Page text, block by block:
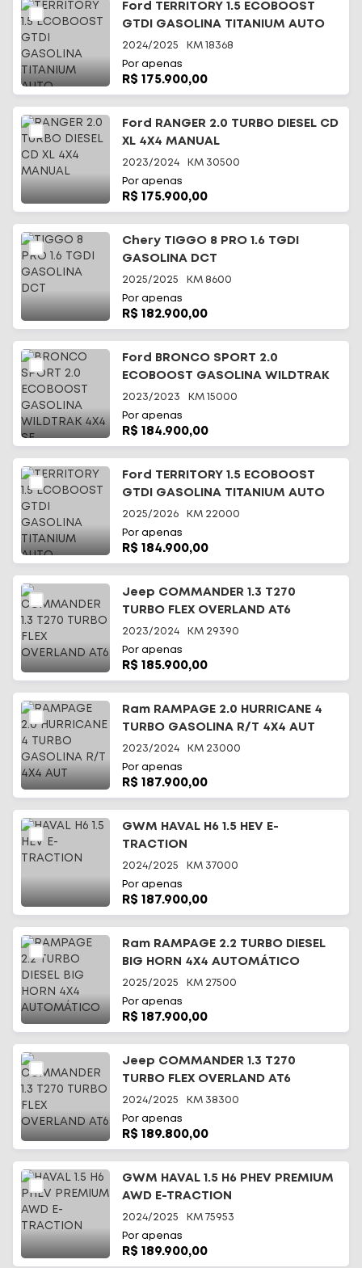
Ford TERRITORY 1.5 ECOBOOST
GTDI GASOLINA TITANIUM AUTO
2024/2025 KM 18368
Por apenas
R$ 175.900,00
Ford RANGER 2.0 TURBO DIESEL CD
XL 4X4 MANUAL
2023/2024 KM 30500
Por apenas
R$ 175.900,00
Chery TIGGO 8 PRO 1.6 TGDI
GASOLINA DCT
2025/2025 KM 8600
Por apenas
R$ 182.900,00
Ford BRONCO SPORT 2.0
ECOBOOST GASOLINA WILDTRAK
4X4 SE
2023/2023 KM 15000
Por apenas
R$ 184.900,00
Ford TERRITORY 1.5 ECOBOOST
GTDI GASOLINA TITANIUM AUTO
2025/2026 KM 22000
Por apenas
R$ 184.900,00
Jeep COMMANDER 1.3 T270
TURBO FLEX OVERLAND AT6
2023/2024 KM 29390
Por apenas
R$ 185.900,00
Ram RAMPAGE 2.0 HURRICANE 4
TURBO GASOLINA R/T 4X4 AUT
2023/2024 KM 23000
Por apenas
R$ 187.900,00
GWM HAVAL H6 1.5 HEV E-
TRACTION
2024/2025 KM 37000
Por apenas
R$ 187.900,00
Ram RAMPAGE 2.2 TURBO DIESEL
BIG HORN 4X4 AUTOMÁTICO
2025/2025 KM 27500
Por apenas
R$ 187.900,00
Jeep COMMANDER 1.3 T270
TURBO FLEX OVERLAND AT6
2024/2025 KM 38300
Por apenas
R$ 189.800,00
GWM HAVAL 1.5 H6 PHEV PREMIUM
AWD E-TRACTION
2024/2025 KM 75953
Por apenas
R$ 189.900,00